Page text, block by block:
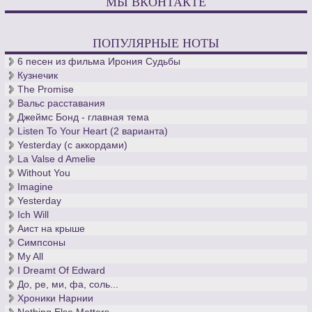
ПОПУЛЯРНЫЕ НОТЫ
6 песен из фильма Ирония Судьбы
Кузнечик
The Promise
Вальс расставания
Джеймс Бонд - главная тема
Listen To Your Heart (2 варианта)
Yesterday (с аккордами)
La Valse d Amelie
Without You
Imagine
Yesterday
Ich Will
Аист на крыше
Симпсоны
My All
I Dreamt Of Edward
До, ре, ми, фа, соль...
Хроники Нарнии